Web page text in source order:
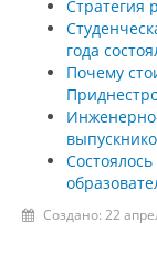
Стратегия
года
Почему
Создано: 22